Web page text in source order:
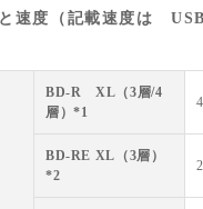
速度（記載速度は
BD-R XL（3層/4
層）*1
BD-RE XL（3層）
*2